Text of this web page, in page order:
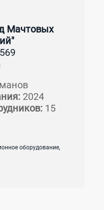
Мачтовых
2024
15
оборудование,